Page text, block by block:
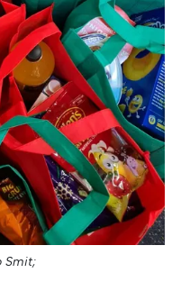
Smit;